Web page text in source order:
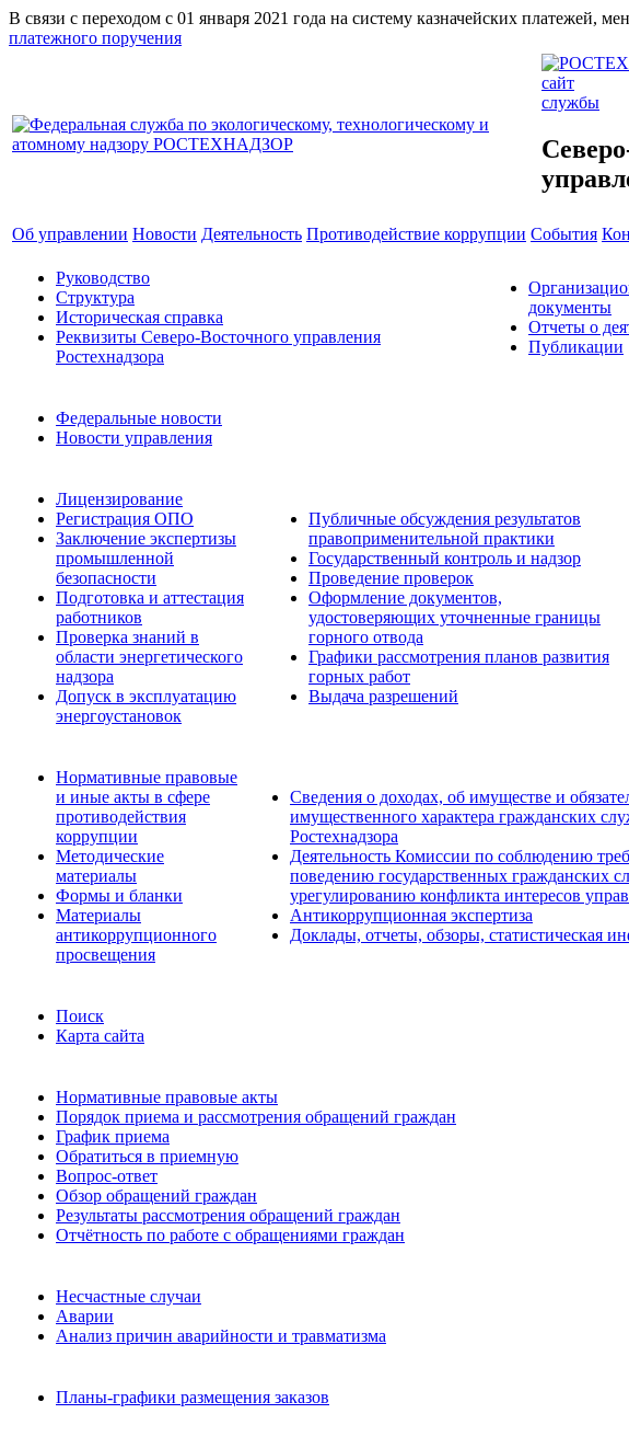
В связи с переходом с 01 января 2021 года на систему казначейских
платежного поручения
сайт
службы
Об управлении Новости Деятельность Противодействие коррупции События
Руководство
Структура
Историческая справка
Реквизиты Северо-Восточного управления
Ростехнадзора
документы
Отчеты о
Публикации
Федеральные новости
Новости управления
Лицензирование
Регистрация ОПО
Заключение экспертизы
промышленной
безопасности
Подготовка и аттестация
работников
Проверка знаний в
области энергетического
надзора
Допуск в эксплуатацию
энергоустановок
Публичные обсуждения результатов
правоприменительной практики
Государственный контроль и надзор
Проведение проверок
Оформление документов,
удостоверяющих уточненные границы
горного отвода
Графики рассмотрения планов развития
горных работ
Выдача разрешений
Нормативные правовые
и иные акты в сфере
противодействия
коррупции
Методические
материалы
Формы и бланки
Материалы
антикоррупционного
просвещения
Сведения о доходах, об имуществе и
имущественного характера гражданских
Ростехнадзора
Деятельность Комиссии по соблюдению
поведению государственных гражданских
урегулированию конфликта интересов
Антикоррупционная экспертиза
Доклады, отчеты, обзоры, статистическая
Поиск
Карта сайта
Нормативные правовые акты
Порядок приема и рассмотрения обращений граждан
График приема
Обратиться в приемную
Вопрос-ответ
Обзор обращений граждан
Результаты рассмотрения обращений граждан
Отчётность по работе с обращениями граждан
Несчастные случаи
Аварии
Анализ причин аварийности и травматизма
Планы-графики размещения заказов